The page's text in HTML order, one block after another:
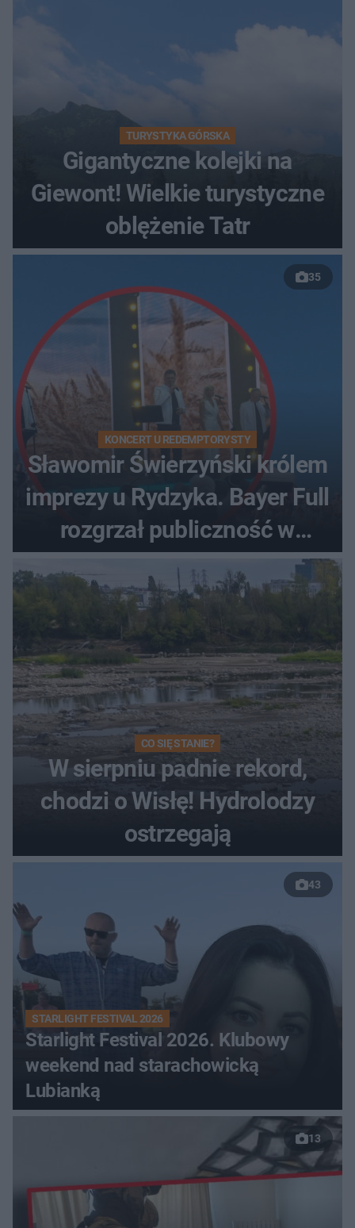
TURYSTYKA GÓRSKA
Gigantyczne kolejki na
Giewont! Wielkie turystyczne
oblężenie Tatr
35
KONCERT U REDEMPTORYSTY
Sławomir Świerzyński królem
imprezy u Rydzyka. Bayer Full
rozgrzał publiczność w
Toruniu
CO SIĘ STANIE?
W sierpniu padnie rekord,
chodzi o Wisłę! Hydrolodzy
ostrzegają
43
STARLIGHT FESTIVAL 2026
Starlight Festival 2026. Klubowy
weekend nad starachowicką
Lubianką
13